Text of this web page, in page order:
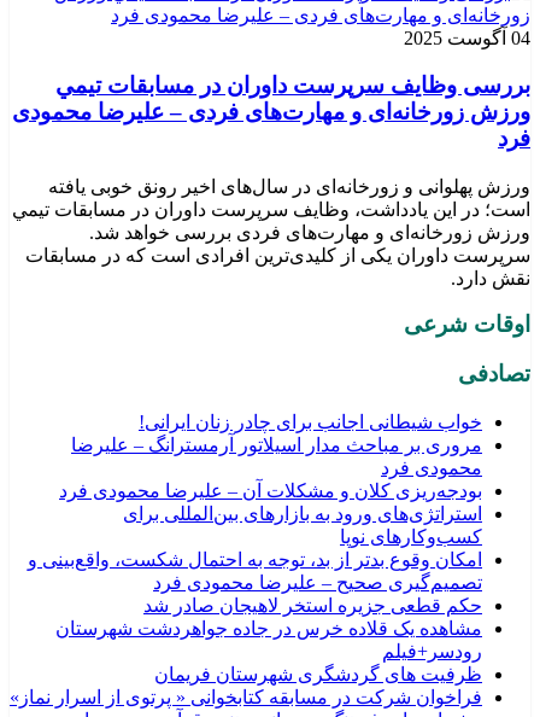
04 آگوست 2025
بررسی وظايف سرپرست داوران در مسابقات تیمي
ورزش زورخانه‌ای و مهارت‌های فردی – علیرضا محمودی
فرد
ورزش پهلوانی و زورخانه‌ای در سال‌های اخیر رونق خوبی یافته
است؛ در این یادداشت، وظایف سرپرست داوران در مسابقات تیمي
ورزش زورخانه‌ای و مهارت‌های فردی بررسی خواهد شد.
سرپرست داوران یکی از کلیدی‌ترین افرادی است که در مسابقات
نقش دارد.
اوقات شرعی
تصادفی
خواب شیطانی اجانب برای چادر زنان ایرانی!
مروری بر مباحث مدار اسیلاتور آرمسترانگ – علیرضا
محمودی فرد
بودجه‌ريزی کلان و مشکلات آن – علیرضا محمودی فرد
استراتژی‌های ورود به بازارهای بین‌المللی برای
کسب‌وکارهای نوپا
امکان وقوع بدتر از بد، توجه به احتمال شکست، واقع‌بینی و
تصمیم‌گیری صحیح – علیرضا محمودی فرد
حکم قطعی جزیره استخر لاهیجان صادر شد
مشاهده یک قلاده خرس در جاده جواهردشت شهرستان
رودسر+فیلم
ظرفیت های گردشگری شهرستان فریمان
فراخوان شرکت در مسابقه کتابخوانی « پرتوی از اسرار نماز»